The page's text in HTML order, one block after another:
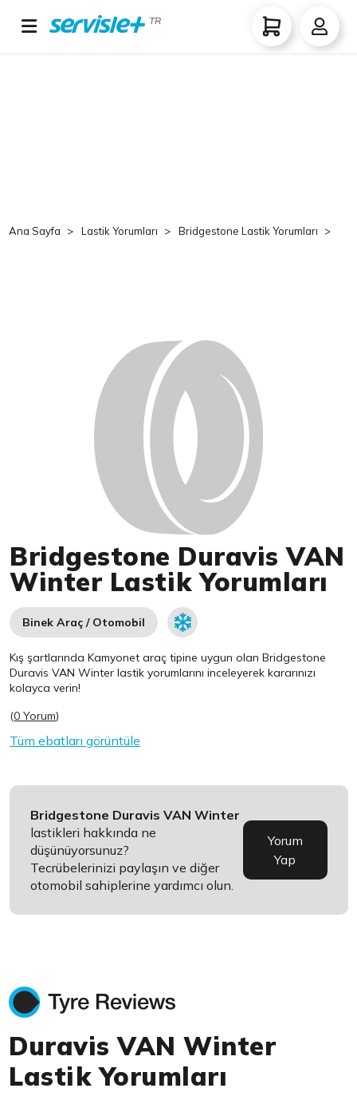
TR
Ana Sayfa Lastik Yorumları Bridgestone Lastik Yorumları
Bridgestone Duravis VAN
Winter Lastik Yorumları
Binek Araç / Otomobil
Kış şartlarında Kamyonet araç tipine uygun olanBridgestone
Duravis VAN Winter lastik yorumlarını inceleyerek kararınızı
kolayca verin!
(0 Yorum)
Tüm ebatları görüntüle
Bridgestone Duravis VAN Winter
lastikleri hakkında ne
düşünüyorsunuz?
Tecrübelerinizi paylaşın ve diğer
otomobil sahiplerine yardımcı olun.
Yorum
Yap
Duravis VAN Winter
Lastik Yorumları